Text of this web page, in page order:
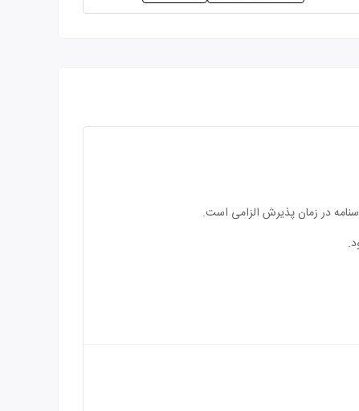
در زمان پذیرش الزامی است.